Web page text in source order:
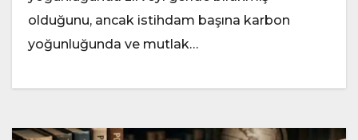
olduğunu, ancak istihdam başına karbon
yoğunluğunda ve mutlak…